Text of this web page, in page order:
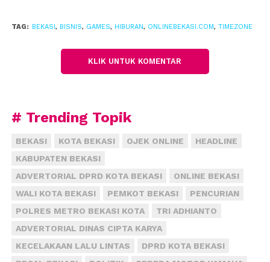
baru ini merupakan wujud nyata komitmen
perusahaan untuk terus menyebarkan kebahagiaan
dan menjadi tempat favorit keluarga.
keluarga di Pulau Dewata, khususnya di kawasan
dirancang secara apik.
Desainnya memadukan energi modern dan pesona
khas Bali, menciptakan perpaduan sempurna antara
permainan mutakhir, menghadirkan sensasi balapan
TAG: BEKASI , BISNIS, GAMES, HIBURAN, ONLINEBEKASI.COM, TIMEZONE
KLIK UNTUK KOMENTAR
# Trending Topik
BEKASI KOTA BEKASI OJEK ONLINE
HEADLINE
KABUPATEN BEKASI
ADVERTORIAL DPRD KOTA BEKASI
ONLINE BEKASI
WALI KOTA BEKASI
PEMKOT BEKASI
PENCURIAN
POLRES METRO BEKASI KOTA
TRI ADHIANTO
ADVERTORIAL DINAS CIPTA KARYA
KECELAKAAN LALU LINTAS
DPRD KOTA BEKASI